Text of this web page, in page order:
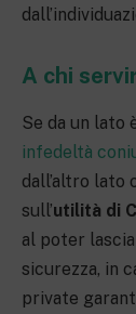
A chi
Se da un lato
infedeltà
dall’altro lato
sull’utilità di
al poter
sicurezza, in
private